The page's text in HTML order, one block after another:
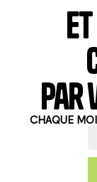
par
CHAQUE